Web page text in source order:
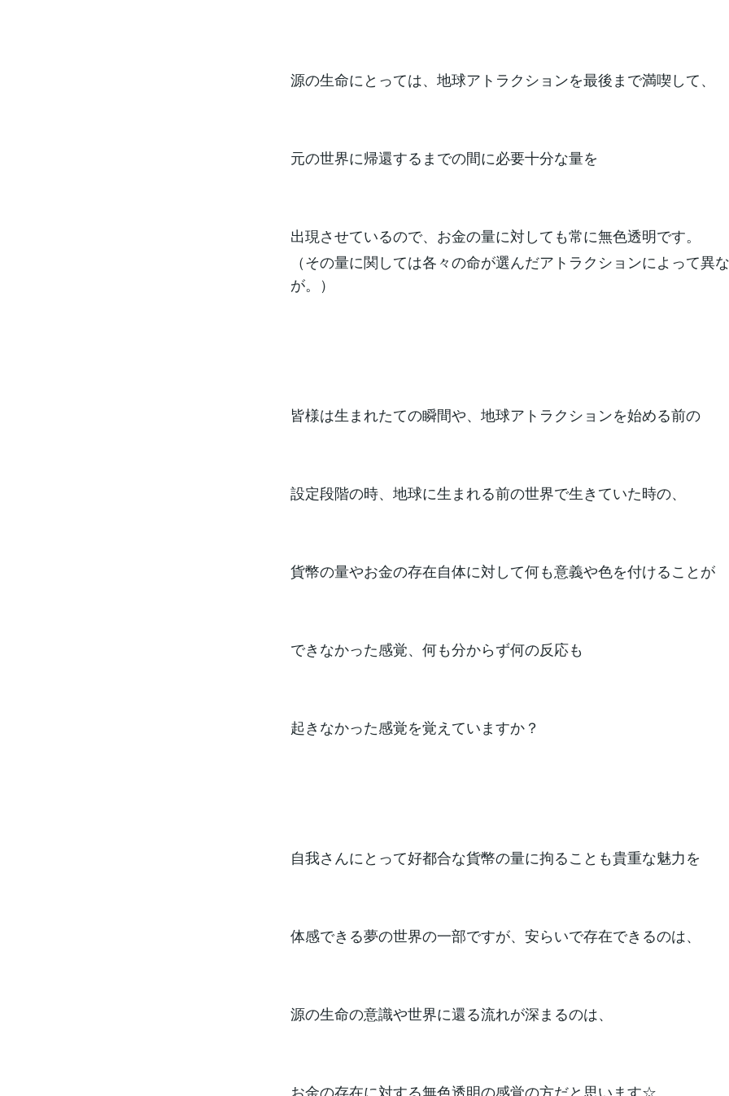
源の生命にとっては、地球アトラクションを最後まで満喫して、
元の世界に帰還するまでの間に必要十分な量を
出現させているので、お金の量に対しても常に無色透明です。
（その量に関しては各々の命が選んだアトラクションによって異
が。）
皆様は生まれたての瞬間や、地球アトラクションを始める前の
設定段階の時、地球に生まれる前の世界で生きていた時の、
貨幣の量やお金の存在自体に対して何も意義や色を付けることが
できなかった感覚、何も分からず何の反応も
起きなかった感覚を覚えていますか？
自我さんにとって好都合な貨幣の量に拘ることも貴重な魅力を
体感できる夢の世界の一部ですが、安らいで存在できるのは、
源の生命の意識や世界に還る流れが深まるのは、
お金の存在に対する無色透明の感覚の方だと思います☆